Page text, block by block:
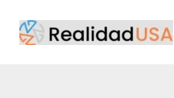
contenido